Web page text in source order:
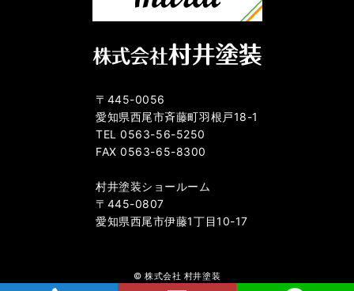
〒445-0056
愛知県西尾市斉藤町羽根戸18-1
TEL 0563-56-5250
FAX 0563-65-8300
村井塗装ショールーム
〒445-0807
愛知県西尾市伊藤1丁目10-17
© 株式会社 村井塗装